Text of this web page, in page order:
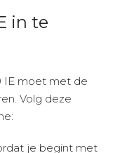
in te
IE moet met de
Volg deze
je begint met